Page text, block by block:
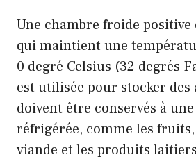
Une chambre froide positive
qui maintient une
0 degré Celsius (32 degrés
est utilisée pour stocker
doivent être conservés à
réfrigérée, comme les
viande et les produits